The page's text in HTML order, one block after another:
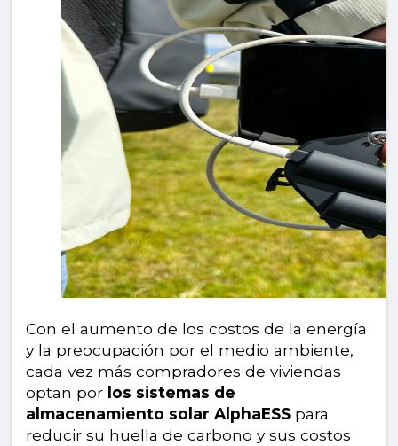
Con el aumento de los costos de la energía
y la preocupación por el medio ambiente,
cada vez más compradores de viviendas
optan por los sistemas de
almacenamiento solar AlphaESS para
reducir su huella de carbono y sus costos